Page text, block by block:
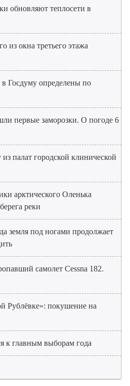
обновляют теплосети в
из окна третьего этажа
Госдуму определены по
первые заморозки. О погоде 6
палат городской клинической
арктического Оленька
реки
земля под ногами продолжает
самолет Cessna 182.
Рублёвке»: покушение на
к главным выборам года